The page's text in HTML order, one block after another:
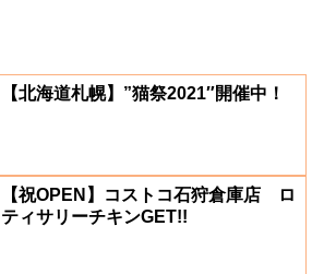
【北海道札幌】”猫祭2021″開催中！
【祝OPEN】コストコ石狩倉庫店 ロ
ティサリーチキンGET!!